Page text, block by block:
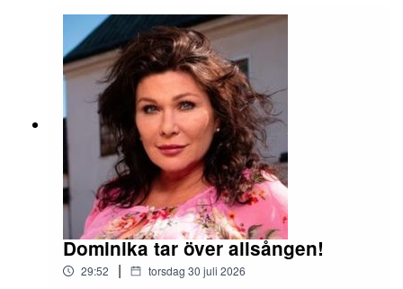
Dominika tar över allsången!
29:52 | torsdag 30 juli 2026